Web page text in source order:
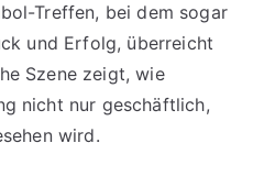
Treffen, bei dem sogar
und Erfolg, überreicht
Szene zeigt, wie
nicht nur geschäftlich,
wird.